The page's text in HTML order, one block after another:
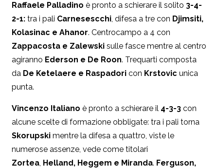
Raffaele Palladino è pronto a schierare il solito 3-4-
2-1: tra i pali Carnesescchi, difesa a tre con Djimsiti,
Kolasinac e Ahanor. Centrocampo a 4 con
Zappacosta e Zalewski sulle fasce mentre al centro
agiranno Ederson e De Roon. Trequarti composta
da De Ketelaere e Raspadori con Krstovic unica
punta.
Vincenzo Italiano è pronto a schierare il 4-3-3 con
alcune scelte di formazione obbligate: tra i pali torna
Skorupski mentre la difesa a quattro, viste le
numerose assenze, vede come titolari
Zortea, Helland, Heggem e Miranda. Ferguson,